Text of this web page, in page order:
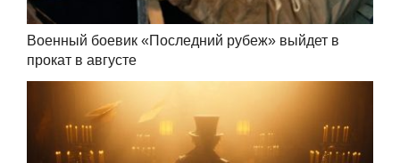
Военный боевик «Последний рубеж» выйдет в
прокат в августе